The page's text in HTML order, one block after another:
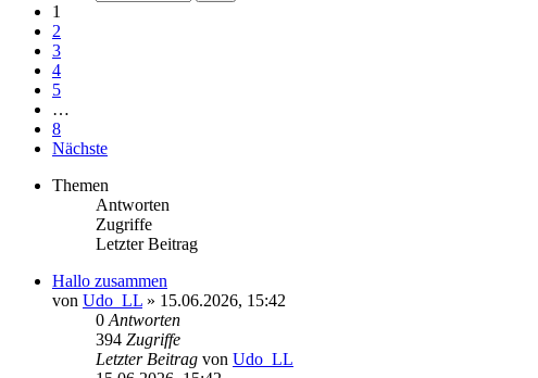
1
2
3
4
5
…
8
Nächste
Themen
Antworten
Zugriffe
Letzter Beitrag
Hallo zusammen
von Udo_LL » 15.06.2026, 15:42
0 Antworten
394 Zugriffe
Letzter Beitrag von Udo_LL